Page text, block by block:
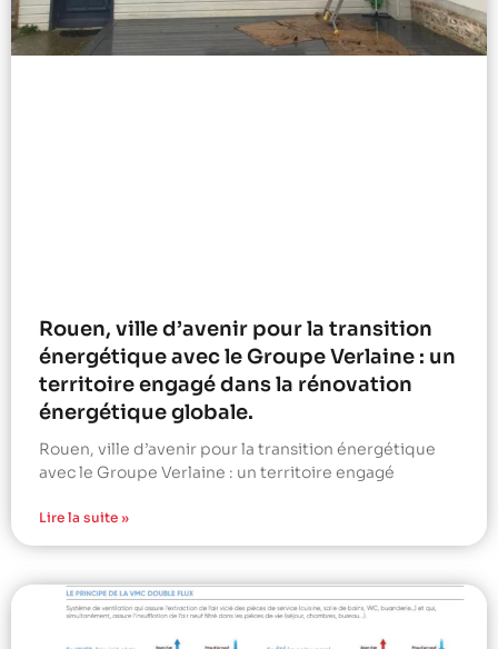
Rouen, ville d’avenir pour la transition
énergétique avec le Groupe Verlaine : un
territoire engagé dans la rénovation
énergétique globale.
Rouen, ville d’avenir pour la transition énergétique
avec le Groupe Verlaine : un territoire engagé
Lire la suite »